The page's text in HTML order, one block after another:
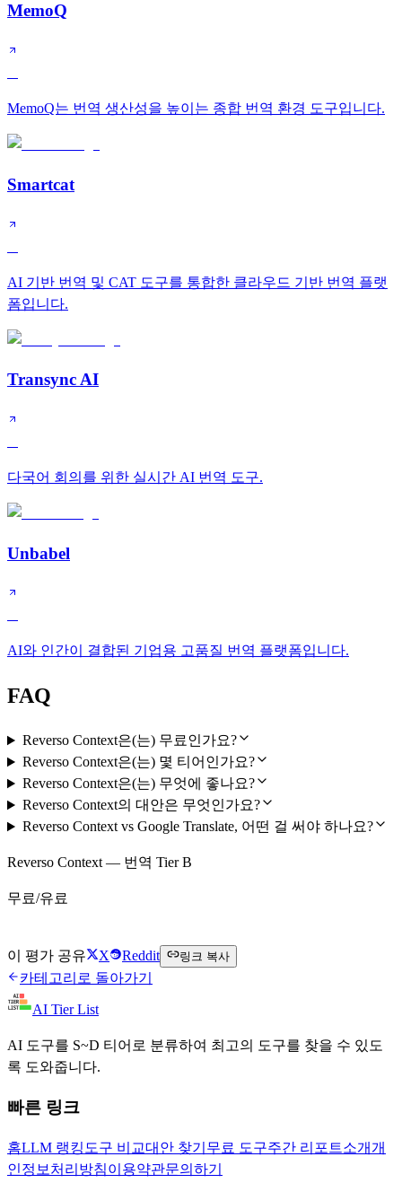
MemoQ
MemoQ는 번역 생산성을 높이는 종합 번역 환경 도구입니다.
Smartcat
AI 기반 번역 및 CAT 도구를 통합한 클라우드 기반 번역 플랫
폼입니다.
Transync AI
다국어 회의를 위한 실시간 AI 번역 도구.
Unbabel
AI와 인간이 결합된 기업용 고품질 번역 플랫폼입니다.
FAQ
Reverso Context은(는) 무료인가요?
Reverso Context은(는) 몇 티어인가요?
Reverso Context은(는) 무엇에 좋나요?
Reverso Context의 대안은 무엇인가요?
Reverso Context vs Google Translate, 어떤 걸 써야 하나요?
Reverso Context — 번역 Tier B
무료/유료
이 평가 공유 X Reddit 링크 복사
카테고리로 돌아가기
AI Tier List
AI 도구를 S~D 티어로 분류하여 최고의 도구를 찾을 수 있도
록 도와줍니다.
빠른 링크
홈LLM 랭킹 도구 비교대안 찾기 무료 도구주간 리포트소개개
인정보처리방침이용약관문의하기